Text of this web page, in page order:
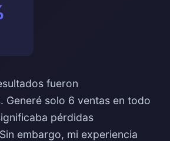
fueron
Generé solo 6 ventas en todo
pérdidas
embargo, mi experiencia